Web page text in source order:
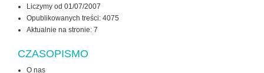
Liczymy od 01/07/2007
Opublikowanych treści: 4075
Aktualnie na stronie: 7
CZASOPISMO
O nas